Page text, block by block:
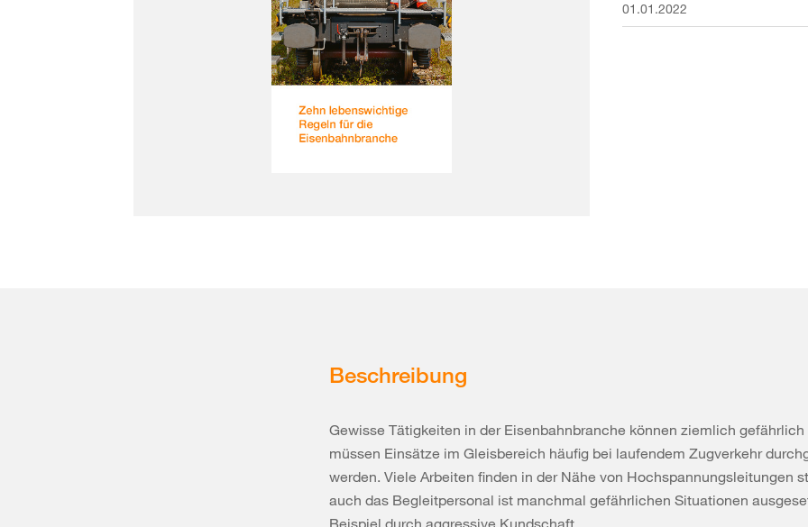
01.01.2022
Beschreibung
Gewisse Tätigkeiten in der Eisenbahnbranche können ziemlich gefährlich
müssen Einsätze im Gleisbereich häufig bei laufendem Zugverkehr
werden. Viele Arbeiten finden in der Nähe von Hochspannungsleitungen
auch das Begleitpersonal ist manchmal gefährlichen Situationen
Beispiel durch aggressive Kundschaft.